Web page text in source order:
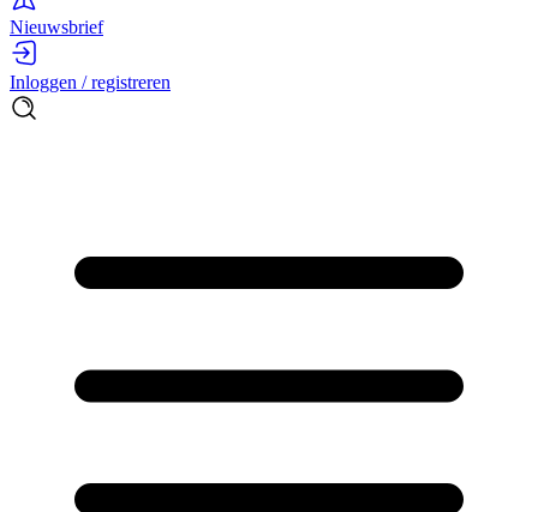
Nieuwsbrief
Inloggen / registreren